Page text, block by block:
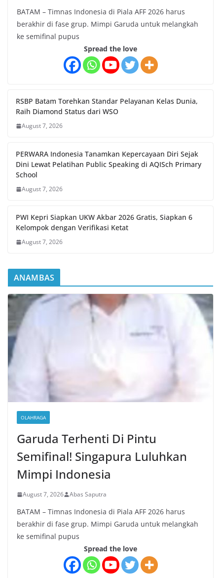
BATAM – Timnas Indonesia di Piala AFF 2026 harus
berakhir di fase grup. Mimpi Garuda untuk melangkah
ke semifinal pupus
Spread the love
RSBP Batam Torehkan Standar Pelayanan Kelas Dunia,
Raih Diamond Status dari WSO
August 7, 2026
PERWARA Indonesia Tanamkan Kepercayaan Diri Sejak
Dini Lewat Pelatihan Public Speaking di AQISch Primary
School
August 7, 2026
PWI Kepri Siapkan UKW Akbar 2026 Gratis, Siapkan 6
Kelompok dengan Verifikasi Ketat
August 7, 2026
ANAMBAS
OLAHRAGA
Garuda Terhenti Di Pintu
Semifinal! Singapura Luluhkan
Mimpi Indonesia
August 7, 2026 Abas Saputra
BATAM – Timnas Indonesia di Piala AFF 2026 harus
berakhir di fase grup. Mimpi Garuda untuk melangkah
ke semifinal pupus
Spread the love